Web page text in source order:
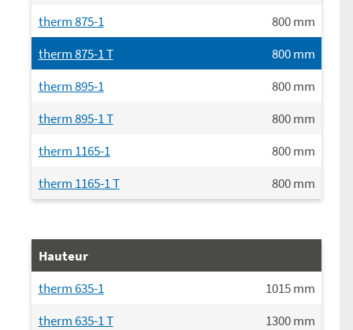
therm 875-1
800mm
therm 875-1 T
800mm
therm 895-1
800mm
therm 895-1 T
800mm
therm 1165-1
800mm
therm 1165-1 T
800mm
Hauteur
therm 635-1
1015mm
therm 635-1 T
1300mm